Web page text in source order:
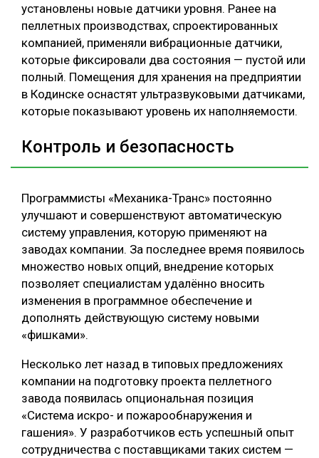
установлены новые датчики уровня. Ранее на
пеллетных производствах, спроектированных
компанией, применяли вибрационные датчики,
которые фиксировали два состояния — пустой или
полный. Помещения для хранения на предприятии
в Кодинске оснастят ультразвуковыми датчиками,
которые показывают уровень их наполняемости.
Контроль и безопасность
Программисты «Механика-Транс» постоянно
улучшают и совершенствуют автоматическую
систему управления, которую применяют на
заводах компании. За последнее время появилось
множество новых опций, внедрение которых
позволяет специалистам удалённо вносить
изменения в программное обеспечение и
дополнять действующую систему новыми
«фишками».
Несколько лет назад в типовых предложениях
компании на подготовку проекта пеллетного
завода появилась опциональная позиция
«Система искро- и пожарообнаружения и
гашения». У разработчиков есть успешный опыт
сотрудничества с поставщиками таких систем —